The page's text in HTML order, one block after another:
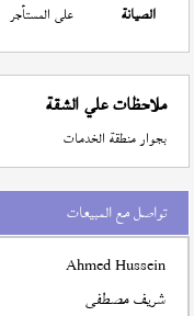
الصيانة
على المستأجر
ملاحظات علي الشقة
بجوار منطقة الخدمات
تواصل مع المبيعات
Ahmed Hussein
شريف مصطفى